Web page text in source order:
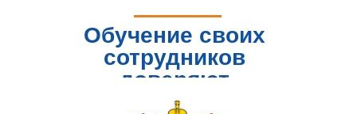
Обучение своих
сотрудников
доверяют